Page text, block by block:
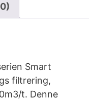
Smart
filtrering,
t. Denne